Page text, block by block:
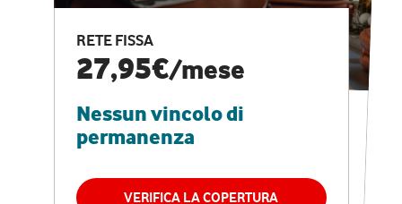
RETE FISSA
27,95€/mese
Nessun vincolo di
permanenza
VERIFICA LA COPERTURA
CASA PRO
Internet veloce e
vantaggi speciali
RETE FISSA + VODAFONE CLUB
29,95€
permanenza